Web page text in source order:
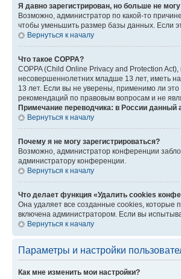
Я давно зарегистрирован, но больше не
Возможно, администратор по какой-то
чтобы уменьшить размер базы данных. Если
Вернуться к началу
Что такое COPPA?
COPPA (Child Online Privacy and Protection
несовершеннолетних младше 13 лет, иметь
13 лет. Если вы не уверены, применимо ли
рекомендаций по правовым вопросам и не
Примечание переводчика: в России данный
Вернуться к началу
Почему я не могу зарегистрироваться?
Возможно, администратор конференции
администратору конференции.
Вернуться к началу
Что делает функция «Удалить cookies
Она удаляет все созданные cookies, которые
включена администратором. Если вы
Вернуться к началу
Параметры и настройки
Как мне изменить мои настройки?